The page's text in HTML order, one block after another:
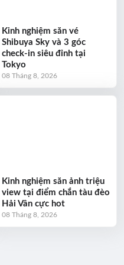
Kinh nghiệm săn vé
Shibuya Sky và 3 góc
check-in siêu đỉnh tại
Tokyo
08 Tháng 8, 2026
Kinh nghiệm săn ảnh triệu
view tại điểm chắn tàu đèo
Hải Vân cực hot
08 Tháng 8, 2026